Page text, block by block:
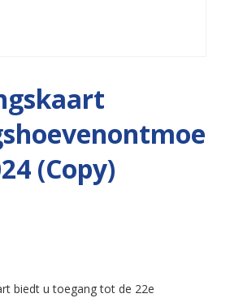
(Copy)
biedt u toegang tot de 22e